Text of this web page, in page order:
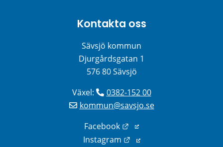
Kontakta oss
Sävsjö kommun
Djurgårdsgatan 1
576 80 Sävsjö
Växel:
0382-152 00
kommun@savsjo.se
Facebook
Länk till annan
Instagram
Länk till annan